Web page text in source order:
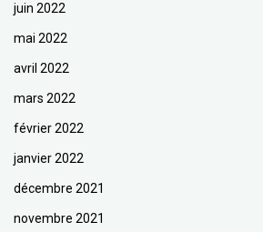
juin 2022
mai 2022
avril 2022
mars 2022
février 2022
janvier 2022
décembre 2021
novembre 2021